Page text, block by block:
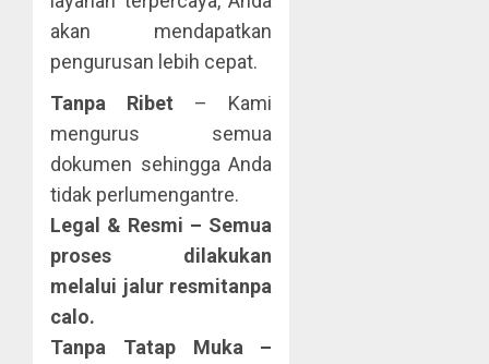
akan mendapatkan
pengurusan lebih cepat.
Tanpa Ribet – Kami
mengurus semua
dokumen sehingga Anda
tidak perlumengantre.
Legal & Resmi – Semua
proses dilakukan
melalui jalur resmitanpa
calo.
Tanpa Tatap Muka –